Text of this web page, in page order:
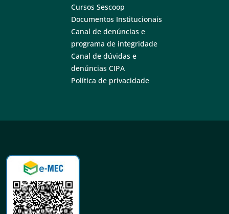
Cursos Sescoop
Documentos Institucionais
Canal de denúncias e
programa de integridade
Canal de dúvidas e
denúncias CIPA
Política de privacidade